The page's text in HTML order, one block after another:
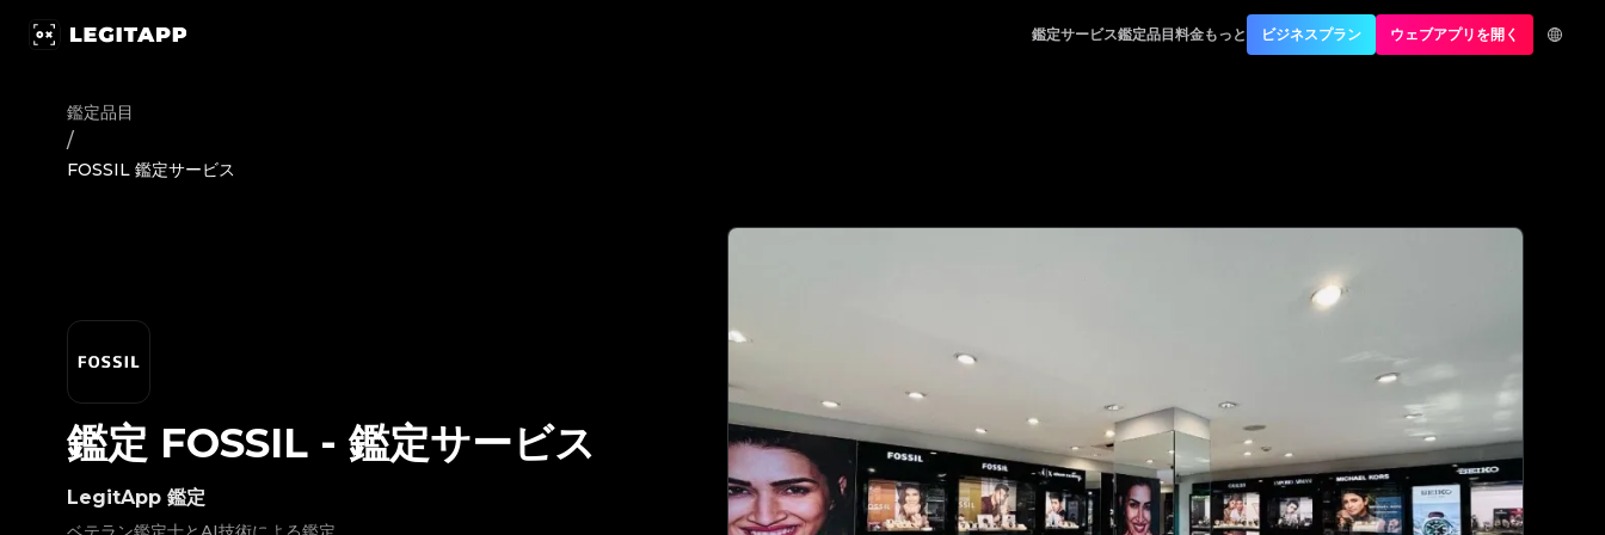
鑑定サービス鑑定品目料金もっと ビジネスプラン ウェブアプリを開く
鑑定品目
/
FOSSIL 鑑定サービス
LegitApp 鑑定
鑑定 FOSSIL - 鑑定サービス